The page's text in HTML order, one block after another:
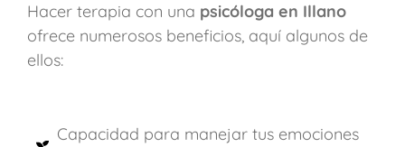
Hacer terapia con una psicóloga en Illano
ofrece numerosos beneficios, aquí algunos de
ellos:
Capacidad para manejar tus emociones